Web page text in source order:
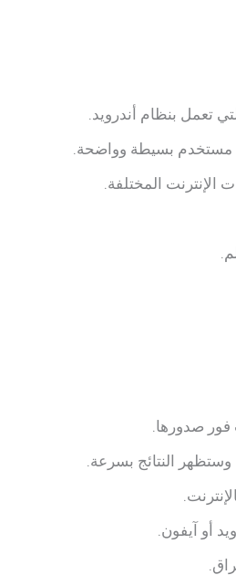
تعمل بنظام أندرويد.
مستخدم بسيطة وواضحة.
الإنترنت المختلفة.
فور صدورها.
النتائج بسرعة.
أو آيفون.